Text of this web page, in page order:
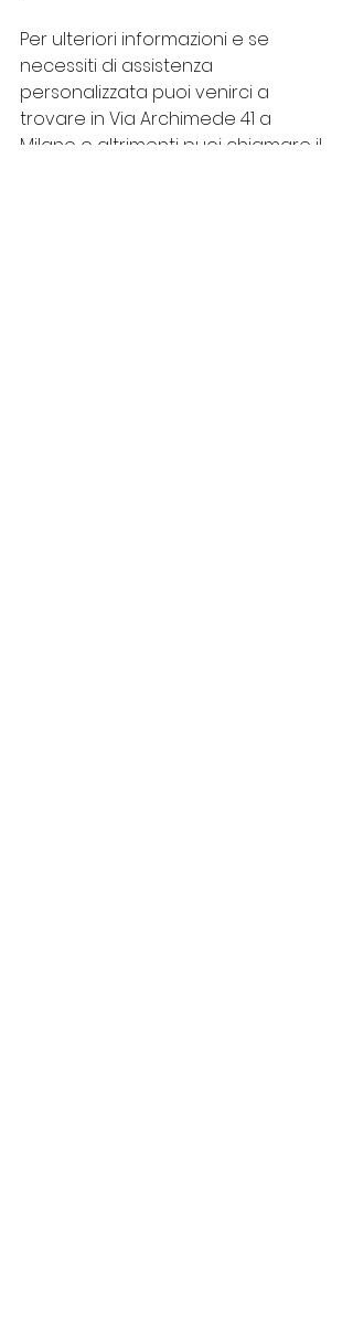
Per ulteriori informazioni e se
necessiti di assistenza
personalizzata puoi venirci a
trovare in Via Archimede 41 a
Milano o altrimenti puoi chiamare il